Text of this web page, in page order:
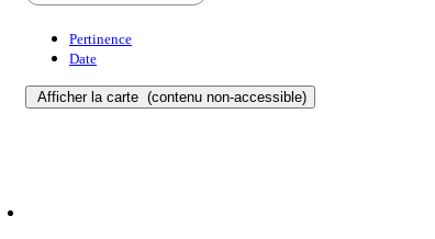
Pertinence
Date
Afficher la carte (contenu non-accessible)